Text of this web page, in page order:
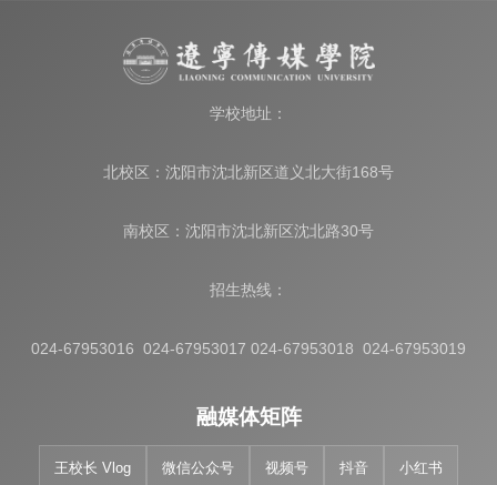
学校地址：
北校区：沈阳市沈北新区道义北大街168号
南校区：沈阳市沈北新区沈北路30号
招生热线：
024-67953016 024-67953017 024-67953018 024-67953019
融媒体矩阵
王校长 Vlog 微信公众号 视频号 抖音 小红书